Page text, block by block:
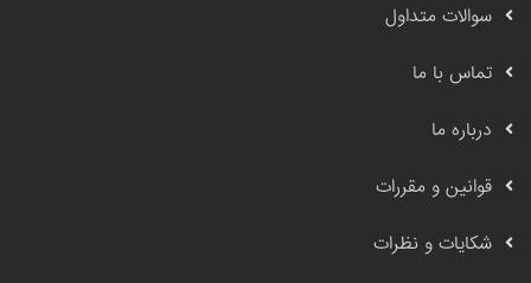
سوالات متداول
تماس با ما
درباره ما
قوانین و مقررات
شکایات و نظرات